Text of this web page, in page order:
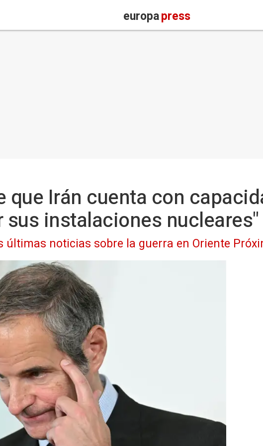
europapress
que Irán cuenta con
instalaciones nucleares"
últimas noticias sobre la guerra en Oriente